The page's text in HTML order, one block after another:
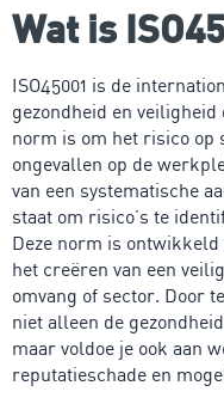
Wat is
ISO45001 is de
gezondheid en
norm is om het risico op
ongevallen op de
van een systematische
staat om risico’s te
Deze norm is
het creëren van een
omvang of sector. Door
niet alleen de
maar voldoe je ook aan
reputatieschade en